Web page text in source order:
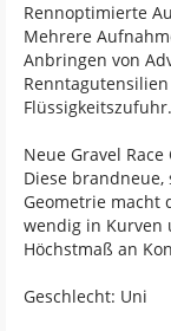
Rennoptimierte
Mehrere
Anbringen von
Flüssigkeitszufuhr.
Neue Gravel
Diese
Geometrie macht
wendig in Kurven
Höchstmaß an
Geschlecht: Uni